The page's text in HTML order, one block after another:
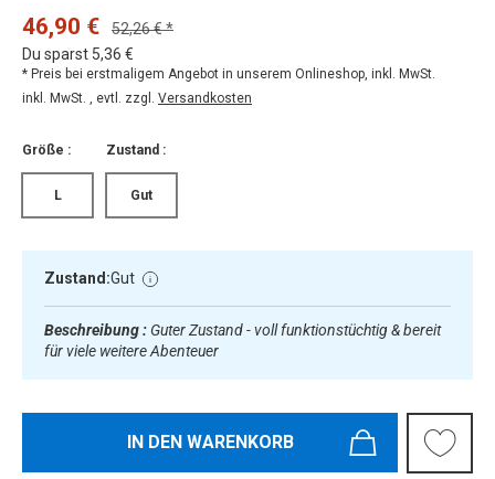
46,90 €
52,26 € *
Du sparst 5,36 €
* Preis bei erstmaligem Angebot in unserem Onlineshop, inkl. MwSt.
inkl. MwSt. , evtl. zzgl. Versandkosten
Größe :
L
Zustand :
Gut
Zustand:Gut
Beschreibung : Guter Zustand - voll funktionstüchtig & bereit
für viele weitere Abenteuer
IN DEN WARENKORB